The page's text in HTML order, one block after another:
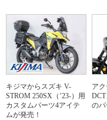
キジマからスズキ V-
STROM 250SX（’23-）用
カスタムパーツ4アイテ
ムが発売！
アク
のパ